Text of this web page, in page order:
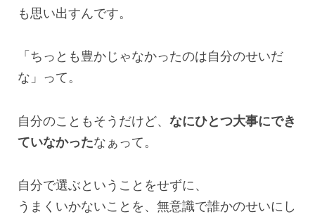
も思い出すんです。
「ちっとも豊かじゃなかったのは自分のせいだ
な」って。
自分のこともそうだけど、 なにひとつ大事にでき
ていなかったなぁって。
自分で選ぶということをせずに、
うまくいかないことを、無意識で誰かのせいにし